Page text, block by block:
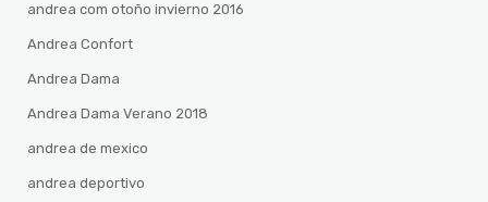
andrea com otoño invierno 2016
Andrea Confort
Andrea Dama
Andrea Dama Verano 2018
andrea de mexico
andrea deportivo